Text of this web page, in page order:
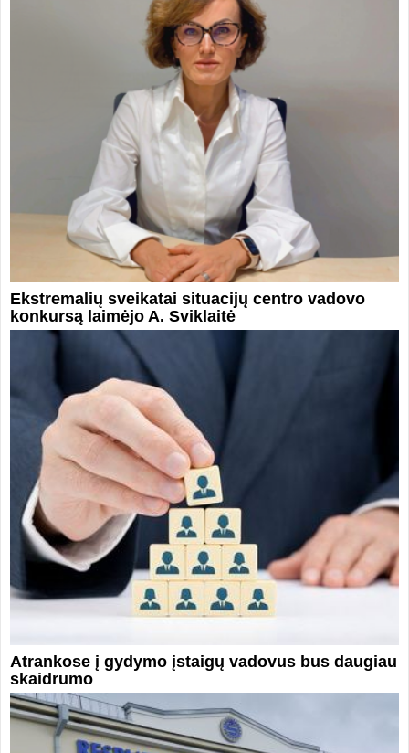
Ekstremalių sveikatai situacijų centro vadovo
konkursą laimėjo A. Sviklaitė
Atrankose į gydymo įstaigų vadovus bus daugiau
skaidrumo